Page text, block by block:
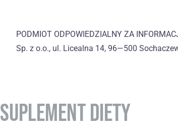
PODMIOT ODPOWIEDZIALNY ZA
Sp. z o.o., ul. Licealna 14, 96—500
SUPLEMENT DIETY